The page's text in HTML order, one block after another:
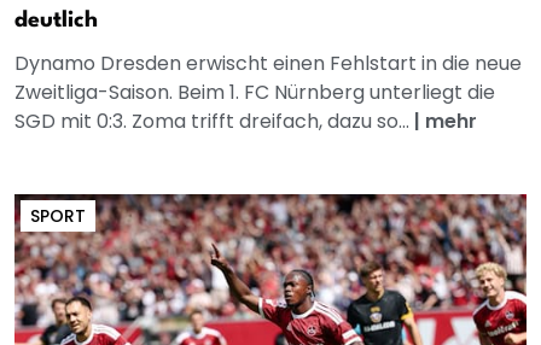
deutlich
Dynamo Dresden erwischt einen Fehlstart in die neue
Zweitliga-Saison. Beim 1. FC Nürnberg unterliegt die
SGD mit 0:3. Zoma trifft dreifach, dazu so... | mehr
SPORT